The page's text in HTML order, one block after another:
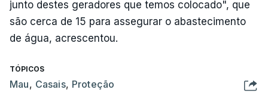
junto destes geradores que temos colocado", que
são cerca de 15 para assegurar o abastecimento
de água, acrescentou.
TÓPICOS
Mau, Casais, Proteção